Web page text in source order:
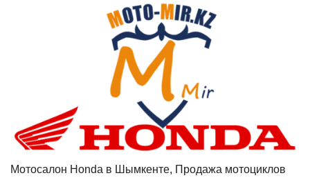
Мотосалон Honda в Шымкенте, Продажа мотоциклов